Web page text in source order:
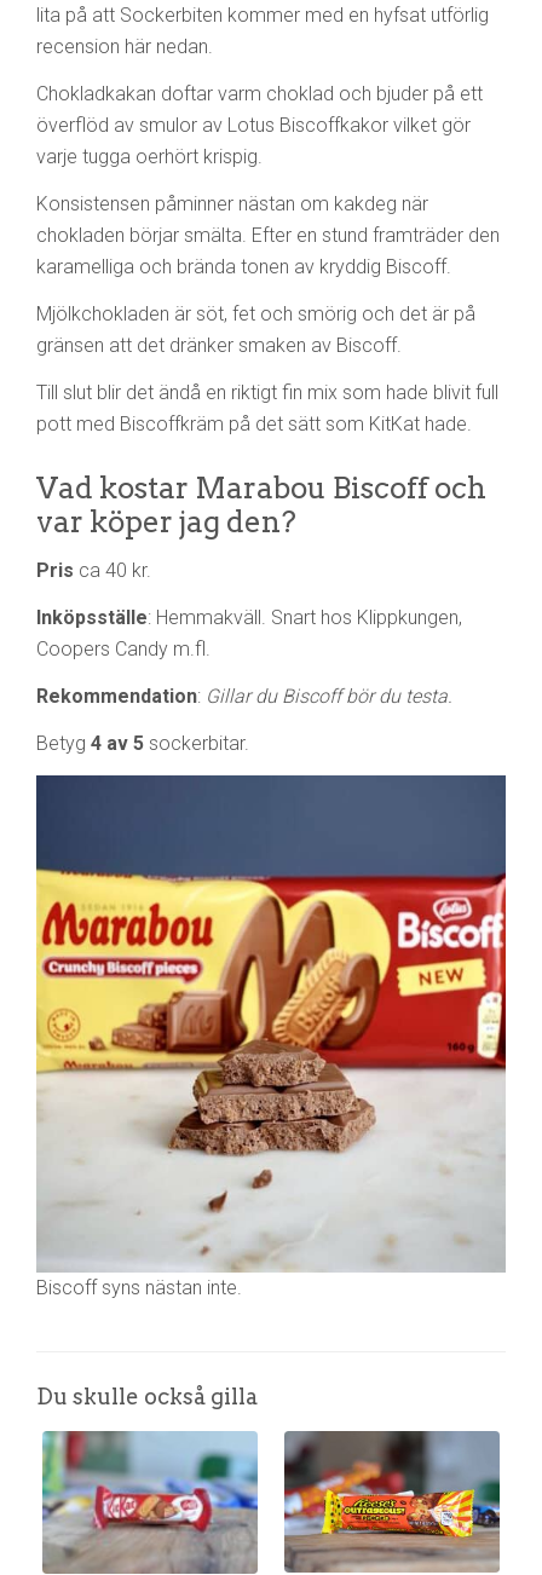
lita på att Sockerbiten kommer med en hyfsat utförlig
recension här nedan.
Chokladkakan doftar varm choklad och bjuder på ett
överflöd av smulor av Lotus Biscoffkakor vilket gör
varje tugga oerhört krispig.
Konsistensen påminner nästan om kakdeg när
chokladen börjar smälta. Efter en stund framträder den
karamelliga och brända tonen av kryddig Biscoff.
Mjölkchokladen är söt, fet och smörig och det är på
gränsen att det dränker smaken av Biscoff.
Till slut blir det ändå en riktigt fin mix som hade blivit full
pott med Biscoffkräm på det sätt som KitKat hade.
Vad kostar Marabou Biscoff och
var köper jag den?
Pris ca 40 kr.
Inköpsställe: Hemmakväll. Snart hos Klippkungen,
Coopers Candy m.fl.
Rekommendation: Gillar du Biscoff bör du testa.
Betyg 4 av 5 sockerbitar.
Biscoff syns nästan inte.
Du skulle också gilla